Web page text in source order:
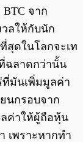
จาก
วลให้กับนัก
สุดในโลกจะเท
ฉลาดกว่านั้น
ที่มันเพิ่มมูลค่า
นกรอบจาก
ค่าให้ผู้ถือหุ้น
เพราะหากทำ